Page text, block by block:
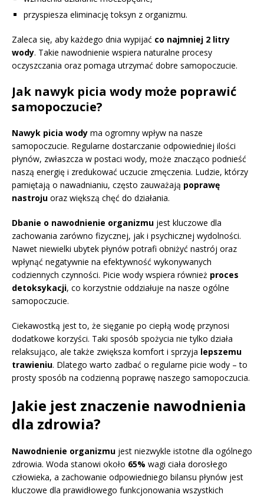
przyspiesza eliminację toksyn z organizmu.
Zaleca się, aby każdego dnia wypijać co najmniej 2 litry
wody. Takie nawodnienie wspiera naturalne procesy
oczyszczania oraz pomaga utrzymać dobre samopoczucie.
Jak nawyk picia wody może poprawić
samopoczucie?
Nawyk picia wody ma ogromny wpływ na nasze
samopoczucie. Regularne dostarczanie odpowiedniej ilości
płynów, zwłaszcza w postaci wody, może znacząco podnieść
naszą energię i zredukować uczucie zmęczenia. Ludzie, którzy
pamiętają o nawadnianiu, często zauważają poprawę
nastroju oraz większą chęć do działania.
Dbanie o nawodnienie organizmu jest kluczowe dla
zachowania zarówno fizycznej, jak i psychicznej wydolności.
Nawet niewielki ubytek płynów potrafi obniżyć nastrój oraz
wpłynąć negatywnie na efektywność wykonywanych
codziennych czynności. Picie wody wspiera również proces
detoksykacji, co korzystnie oddziałuje na nasze ogólne
samopoczucie.
Ciekawostką jest to, że sięganie po ciepłą wodę przynosi
dodatkowe korzyści. Taki sposób spożycia nie tylko działa
relaksująco, ale także zwiększa komfort i sprzyja lepszemu
trawieniu. Dlatego warto zadbać o regularne picie wody – to
prosty sposób na codzienną poprawę naszego samopoczucia.
Jakie jest znaczenie nawodnienia
dla zdrowia?
Nawodnienie organizmu jest niezwykle istotne dla ogólnego
zdrowia. Woda stanowi około 65% wagi ciała dorosłego
człowieka, a zachowanie odpowiedniego bilansu płynów jest
kluczowe dla prawidłowego funkcjonowania wszystkich